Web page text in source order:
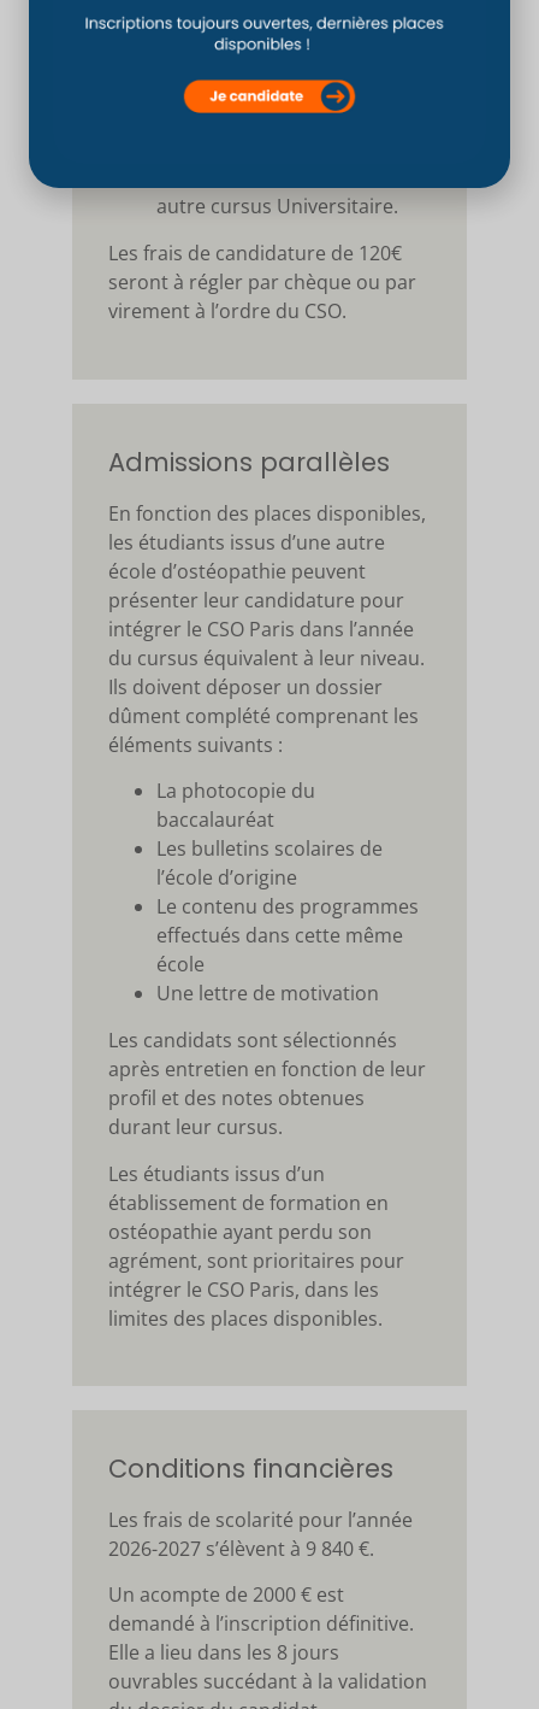
ses stages professionnels
Sa lettre de motivation
Son niveau général défini à
partir des relevés de notes et
autre cursus Universitaire.
Les frais de candidature de 120€
seront à régler par chèque ou par
virement à l’ordre du CSO.
Admissions parallèles
En fonction des places disponibles,
les étudiants issus d’une autre
école d’ostéopathie peuvent
présenter leur candidature pour
intégrer le CSO Paris dans l’année
du cursus équivalent à leur niveau.
Ils doivent déposer un dossier
dûment complété comprenant les
éléments suivants :
La photocopie du
baccalauréat
Les bulletins scolaires de
l’école d’origine
Le contenu des programmes
effectués dans cette même
école
Une lettre de motivation
Les candidats sont sélectionnés
après entretien en fonction de leur
profil et des notes obtenues
durant leur cursus.
Les étudiants issus d’un
établissement de formation en
ostéopathie ayant perdu son
agrément, sont prioritaires pour
intégrer le CSO Paris, dans les
limites des places disponibles.
Conditions financières
Les frais de scolarité pour l’année
2026-2027 s’élèvent à 9 840 €.
Un acompte de 2000 € est
demandé à l’inscription définitive.
Elle a lieu dans les 8 jours
ouvrables succédant à la validation